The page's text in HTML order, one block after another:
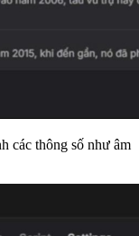
các thông số như âm